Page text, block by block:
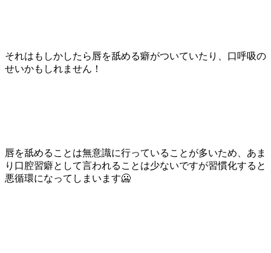
それはもしかしたら唇を舐める癖がついていたり、口呼吸の
せいかもしれません！
唇を舐めることは無意識に行っていることが多いため、あま
り口腔習癖として言われることは少ないですが習慣化すると
悪循環になってしまいます🥶